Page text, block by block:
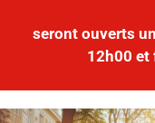
seront ouverts
12h00 et